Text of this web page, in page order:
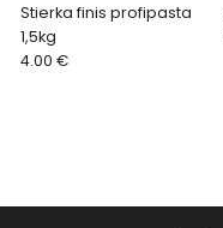
Stierka finis profipasta
1,5kg
4.00 €